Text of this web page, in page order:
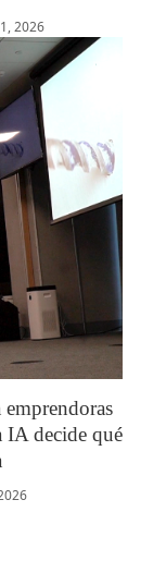
2026
IA decide qué